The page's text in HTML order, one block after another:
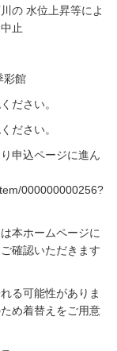
の 水位上昇等によ
止
彩館
ださい。
ださい。
申込ページに進ん
000000000256?
本ホームページに
確認いただきます
る可能性がありま
め着替えをご用意